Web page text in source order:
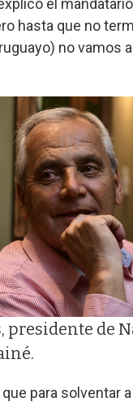
el
hasta que no
no vamos a
presidente de
para solventar